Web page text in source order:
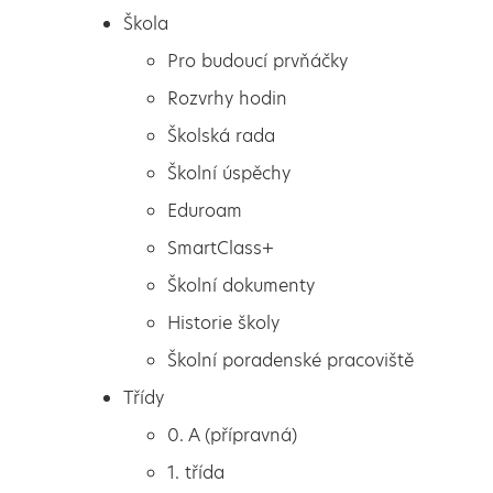
Pro budoucí prvňáčky
Rozvrhy hodin
Školská rada
Škola
Pro budoucí prvňáčky
Rozvrhy hodin
Školská rada
Školní úspěchy
Eduroam
SmartClass+
Školní dokumenty
Historie školy
Školní poradenské pracoviště
Třídy
0. A (přípravná)
1. třída
Venkovní inspirace